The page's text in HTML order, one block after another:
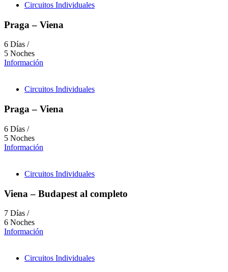
Circuitos Individuales
Praga – Viena
6 Días /
5 Noches
Información
Circuitos Individuales
Praga – Viena
6 Días /
5 Noches
Información
Circuitos Individuales
Viena – Budapest al completo
7 Días /
6 Noches
Información
Circuitos Individuales